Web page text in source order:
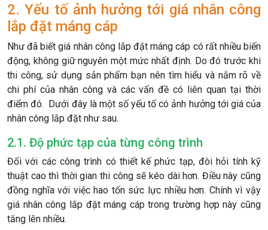
2. Yếu tố ảnh hưởng tới giá nhân công
lắp đặt máng cáp
Như đã biết giá nhân công lắp đặt máng cáp có rất nhiều biến
động, không giữ nguyên một mức nhất định. Do đó trước khi
thi công, sử dụng sản phẩm bạn nên tìm hiểu và nắm rõ về
chi phí của nhân công và các vấn đề có liên quan tại thời
điểm đó. Dưới đây là một số yếu tố có ảnh hưởng tới giá của
nhân công lắp đặt như sau.
2.1. Độ phức tạp của từng công trình
Đối với các công trình có thiết kế phức tạp, đòi hỏi tính kỹ
thuật cao thì thời gian thi công sẽ kéo dài hơn. Điều này cũng
đồng nghĩa với việc hao tốn sức lực nhiều hơn. Chính vì vậy
giá nhân công lắp đặt máng cáp trong trường hợp này cũng
tăng lên nhiều.